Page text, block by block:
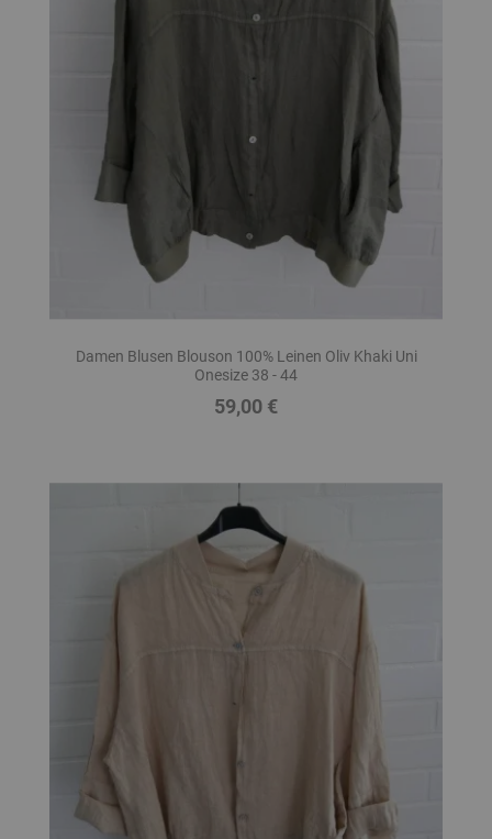
Damen Blusen Blouson 100% Leinen Oliv Khaki Uni
Onesize 38 - 44
Preis
59,00 €